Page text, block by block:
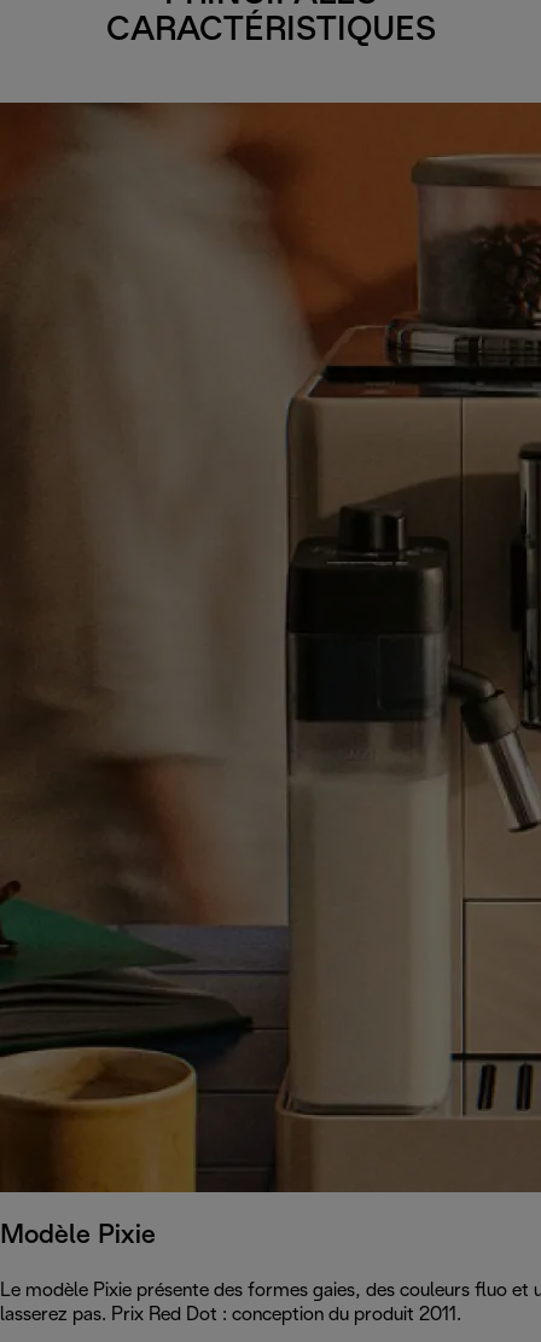
CARACTÉRISTIQUES
Modèle Pixie
Le modèle Pixie présente des formes gaies, des couleurs fluo
lasserez pas. Prix Red Dot : conception du produit 2011.